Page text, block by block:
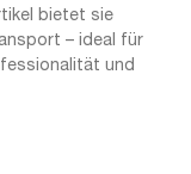
bietet sie
– ideal für
und